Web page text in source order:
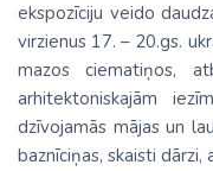
ekspozīciju veido
virzienus 17. – 20.gs.
mazos ciematiņos,
arhitektoniskajām
dzīvojamās mājas un
baznīciņas, skaisti